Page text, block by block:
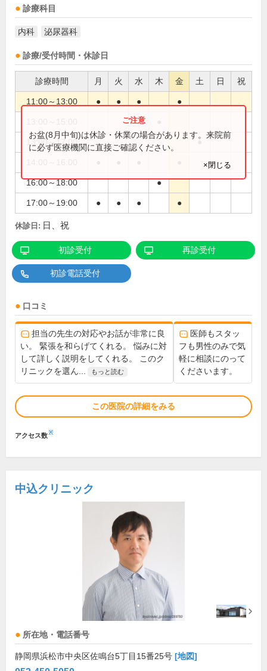
診療科目
内科 泌尿器科
診療/受付時間・休診日
診療時間 月 火 水 木 金 土 日 祝
11:00～13:00 ● ● ● ●
13:00～17:00 ●
16:00～18:00 ●
17:00～19:00 ● ● ● ●
お盆(8月中旬)は休診・休業の場合があります。来院前
に必ず医療機関に直接ご確認ください。
×閉じる
休診日: 日、祝
初診受付 再診受付
初診電話受付
口コミ
担当の先生の対応やお話が非常に良
い。 緊張を和らげてくれる。 悩みに対
して詳しく説明をしてくれる。 このク
リニックを選ん...
もっと読む
医師もスタッ
フも男性のみで気
軽に相談にのって
くださいます。
この医院の詳細をみる
アクセス数※
中込クリニック
所在地・電話番号
静岡県浜松市中央区佐鳴台5丁目15番25号 [地図]